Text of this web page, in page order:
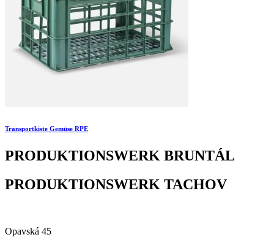
Transportkiste Gemüse RPE
PRODUKTIONSWERK BRUNTÁL
PRODUKTIONSWERK TACHOV
Opavská 45